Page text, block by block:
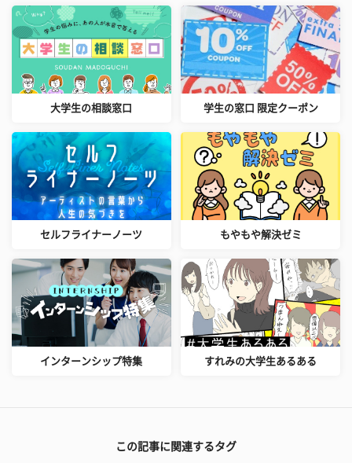
大学生の相談窓口 学生の窓口 限定クーポン
セルフライナーノーツ もやもや解決ゼミ
インターンシップ特集 すれみの大学生あるある
この記事に関連するタグ